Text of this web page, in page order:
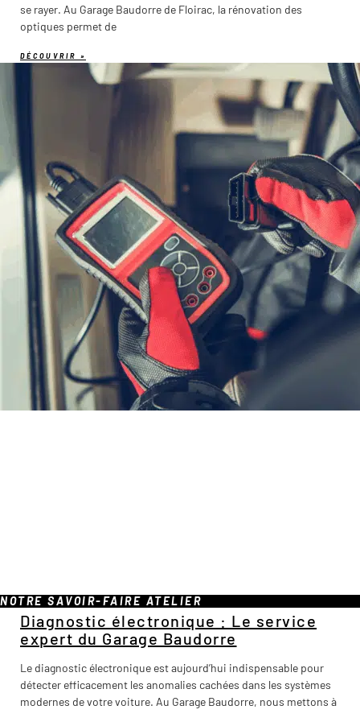
se rayer. Au Garage Baudorre de Floirac, la rénovation des
optiques permet de
DÉCOUVRIR »
NOTRE SAVOIR-FAIRE ATELIER
Diagnostic électronique : Le service
expert du Garage Baudorre
Le diagnostic électronique est aujourd’hui indispensable pour
détecter efficacement les anomalies cachées dans les systèmes
modernes de votre voiture. Au Garage Baudorre, nous mettons à